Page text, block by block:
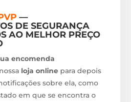
—
DE SEGURANÇA
AO MELHOR PREÇO
encomenda
loja online para depois
sobre ela, como
em que se encontra o